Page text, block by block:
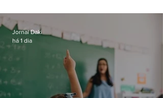
residências de luxo no Rio
Jornal Daki
há 1 dia